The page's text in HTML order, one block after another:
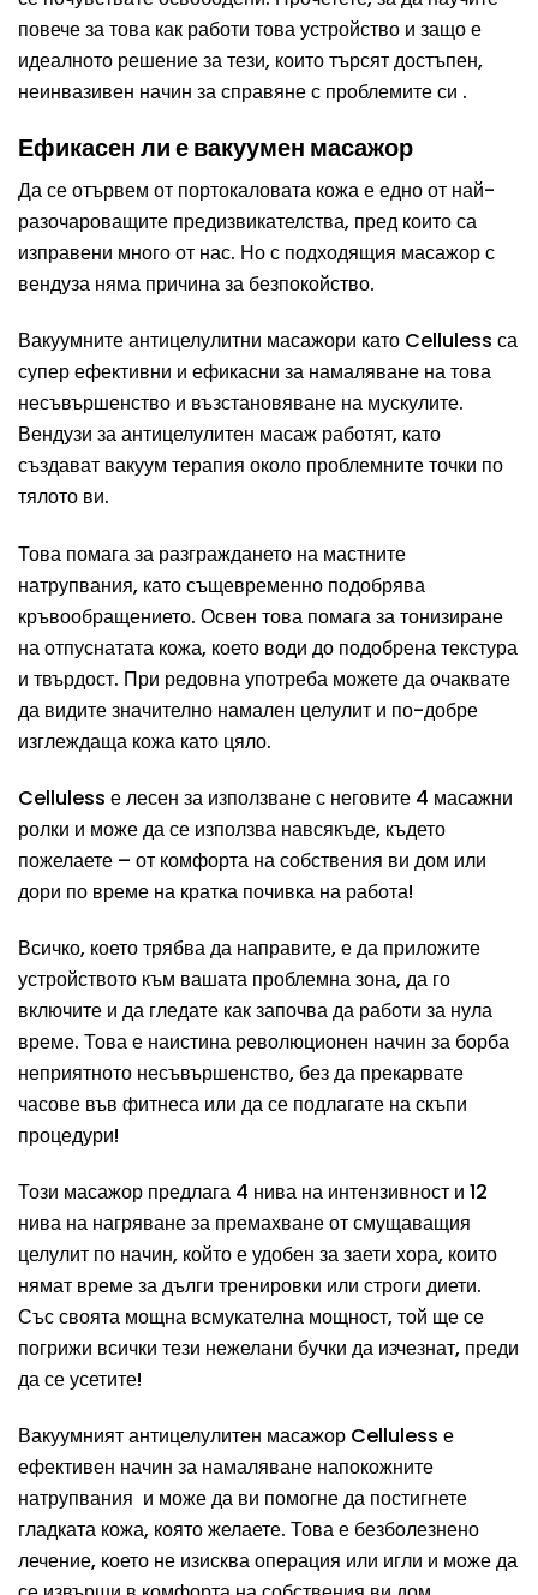
повече за това как работи това устройство и защо е
идеалното решение за тези, които търсят достъпен,
неинвазивен начин за справяне с проблемите си .
Ефикасен ли е вакуумен масажор
Да се ​​отървем от портокаловата кожа е едно от най-
разочароващите предизвикателства, пред които са
изправени много от нас. Но с подходящия масажор с
вендуза няма причина за безпокойство.
Вакуумните антицелулитни масажори като Celluless са
супер ефективни и ефикасни за намаляване на това
несъвършенство и възстановяване на мускулите.
Вендузи за антицелулитен масаж работят, като
създават вакуум терапия около проблемните точки по
тялото ви.
Това помага за разграждането на мастните
натрупвания, като същевременно подобрява
кръвообращението. Освен това помага за тонизиране
на отпуснатата кожа, което води до подобрена текстура
и твърдост. При редовна употреба можете да очаквате
да видите значително намален целулит и по-добре
изглеждаща кожа като цяло.
Celluless е лесен за използване с неговите 4 масажни
ролки и може да се използва навсякъде, където
пожелаете – от комфорта на собствения ви дом или
дори по време на кратка почивка на работа!
Всичко, което трябва да направите, е да приложите
устройството към вашата проблемна зона, да го
включите и да гледате как започва да работи за нула
време. Това е наистина революционен начин за борба
неприятното несъвършенство, без да прекарвате
часове във фитнеса или да се подлагате на скъпи
процедури!
Този масажор предлага 4 нива на интензивност и 12
нива на нагряване за премахване от смущаващия
целулит по начин, който е удобен за заети хора, които
нямат време за дълги тренировки или строги диети.
Със своята мощна всмукателна мощност, той ще се
погрижи всички тези нежелани бучки да изчезнат, преди
да се усетите!
Вакуумният антицелулитен масажор Celluless е
ефективен начин за намаляване напокожните
натрупвания и може да ви помогне да постигнете
гладката кожа, която желаете. Това е безболезнено
лечение, което не изисква операция или игли и може да